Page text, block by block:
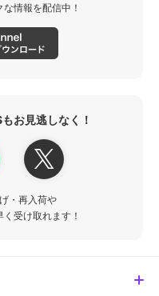
情報を配信中！
お見逃しなく！
・再入荷や
受け取れます！